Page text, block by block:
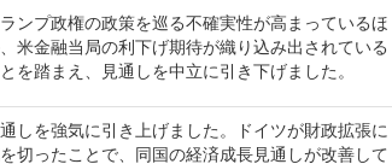
ランプ政権の政策を巡る不確実性が高まっているほ
米金融当局の利下げ期待が織り込み出されている
を踏まえ、見通しを中立に引き下げました。
通しを強気に引き上げました。ドイツが財政拡張に
切ったことで、同国の経済成長見通しが改善して